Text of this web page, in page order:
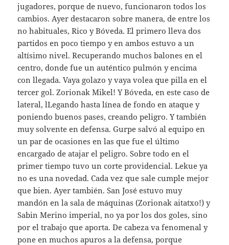
jugadores, porque de nuevo, funcionaron todos los
cambios. Ayer destacaron sobre manera, de entre los
no habituales, Rico y Bóveda. El primero lleva dos
partidos en poco tiempo y en ambos estuvo a un
altísimo nivel. Recuperando muchos balones en el
centro, donde fue un auténtico pulmón y encima
con llegada. Vaya golazo y vaya volea que pilla en el
tercer gol. Zorionak Mikel! Y Bóveda, en este caso de
lateral, lLegando hasta línea de fondo en ataque y
poniendo buenos pases, creando peligro. Y también
muy solvente en defensa. Gurpe salvó al equipo en
un par de ocasiones en las que fue el último
encargado de atajar el peligro. Sobre todo en el
primer tiempo tuvo un corte providencial. Lekue ya
no es una novedad. Cada vez que sale cumple mejor
que bien. Ayer también. San José estuvo muy
mandón en la sala de máquinas (Zorionak aitatxo!) y
Sabin Merino imperial, no ya por los dos goles, sino
por el trabajo que aporta. De cabeza va fenomenal y
pone en muchos apuros a la defensa, porque